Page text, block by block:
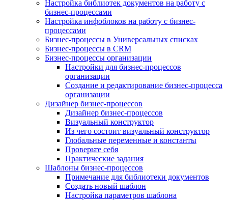
Настройка библиотек документов на работу с
бизнес-процессами
Настройка инфоблоков на работу с бизнес-
процессами
Бизнес-процессы в Универсальных списках
Бизнес-процессы в CRM
Бизнес-процессы организации
Настройки для бизнес-процессов
организации
Создание и редактирование бизнес-процесса
организации
Дизайнер бизнес-процессов
Дизайнер бизнес-процессов
Визуальный конструктор
Из чего состоит визуальный конструктор
Глобальные переменные и константы
Проверьте себя
Практические задания
Шаблоны бизнес-процессов
Примечание для библиотеки документов
Создать новый шаблон
Настройка параметров шаблона